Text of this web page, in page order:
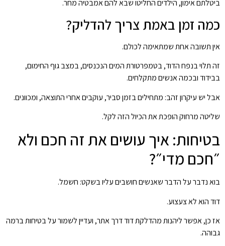
ביטלתם אימון, הילדים החליטו שבא להם אמבטיה מחר.
כמה זמן באמת צריך להדליק?
אין תשובה אחת שמתאימה לכולם.
זה תלוי בנפח הדוד, בטמפרטורת המים הנכנסים, במצב גוף החימום,
בבידוד ובכמה אנשים מתקלחים.
אבל יש עיקרון זהב: מתחילים בזמן סביר, עוקבים אחרי התוצאה, ומכוונים.
שליטה מרחוק הופכת את הכיול הזה לקל.
בטיחות: איך עושים את זה חכם ולא
״חכם מדי״?
בוא נדבר על הדבר שאנשים חושבים עליו בשקט: חשמל.
דוד הוא לא צעצוע.
אז כן, אפשר ליהנות מהדלקת דוד דרך אתר, ועדיין לשמור על בטיחות ברמה
גבוהה.